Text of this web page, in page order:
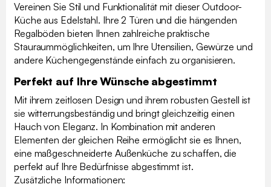
Vereinen Sie Stil und Funktionalität mit dieser Outdoor-
Küche aus Edelstahl. Ihre 2 Türen und die hängenden
Regalböden bieten Ihnen zahlreiche praktische
Stauraummöglichkeiten, um Ihre Utensilien, Gewürze und
andere Küchengegenstände einfach zu organisieren.
Perfekt auf Ihre Wünsche abgestimmt
Mit ihrem zeitlosen Design und ihrem robusten Gestell ist
sie witterrungsbeständig und bringt gleichzeitig einen
Hauch von Eleganz. In Kombination mit anderen
Elementen der gleichen Reihe ermöglicht sie es Ihnen,
eine maßgeschneiderte Außenküche zu schaffen, die
perfekt auf Ihre Bedürfnisse abgestimmt ist.
Zusätzliche Informationen: